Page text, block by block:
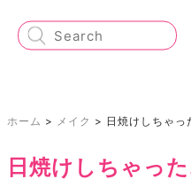
ホーム > メイク > 日焼けしちゃ
日焼けしちゃっ